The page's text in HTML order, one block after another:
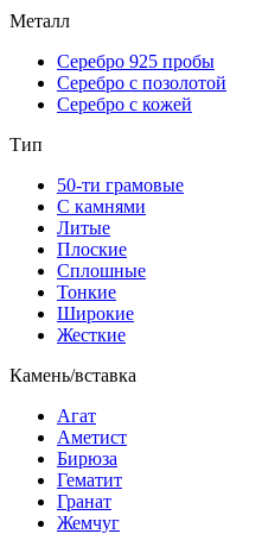
Металл
Серебро 925 пробы
Серебро с позолотой
Серебро с кожей
Тип
50-ти грамовые
С камнями
Литые
Плоские
Сплошные
Тонкие
Широкие
Жесткие
Камень/вставка
Агат
Аметист
Бирюза
Гематит
Гранат
Жемчуг